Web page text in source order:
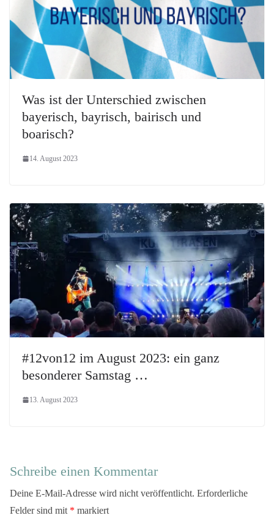
Was ist der Unterschied zwischen
bayerisch, bayrisch, bairisch und
boarisch?
14. August 2023
#12von12 im August 2023: ein ganz
besonderer Samstag …
13. August 2023
Schreibe einen Kommentar
Deine E-Mail-Adresse wird nicht veröffentlicht. Erforderliche
Felder sind mit * markiert